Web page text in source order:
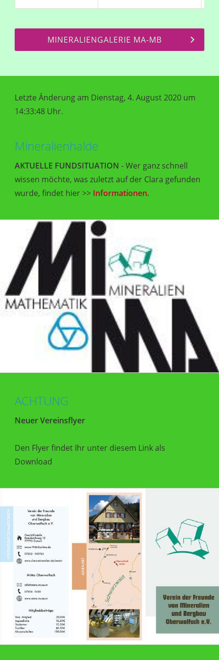
MINERALIENGALERIE MA-MB
Letzte Änderung am Dienstag, 4. August 2020 um
14:33:48 Uhr.
Mineralienhalde
AKTUELLE FUNDSITUATION - Wer ganz schnell
wissen möchte, was zuletzt auf der Clara gefunden
wurde, findet hier >> Informationen.
ACHTUNG
Neuer Vereinsflyer
Den Flyer findet Ihr unter diesem Link als
Download